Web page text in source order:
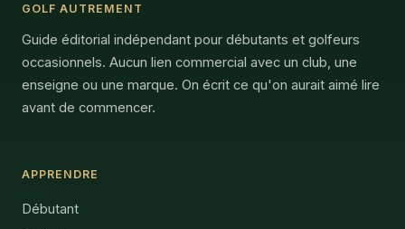
GOLF AUTREMENT
Guide éditorial indépendant pour débutants et golfeurs
occasionnels. Aucun lien commercial avec un club, une
enseigne ou une marque. On écrit ce qu'on aurait aimé lire
avant de commencer.
APPRENDRE
Débutant